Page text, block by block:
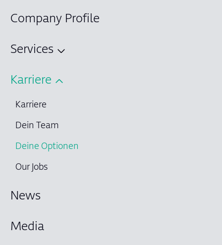
Company Profile
Services
Karriere
Karriere
Dein Team
Deine Optionen
Our Jobs
News
Media